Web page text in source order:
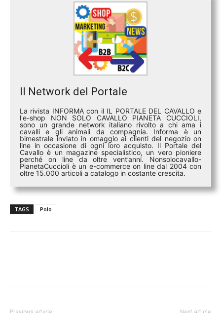
Il Network del Portale
La rivista INFORMA con il IL PORTALE DEL CAVALLO e
l'e-shop NON SOLO CAVALLO PIANETA CUCCIOLI,
sono un grande network italiano rivolto a chi ama i
cavalli e gli animali da compagnia. Informa è un
bimestrale inviato in omaggio ai clienti del negozio on
line in occasione di ogni loro acquisto. Il Portale del
Cavallo è un magazine specialistico, un vero pioniere
perché on line da oltre vent’anni. Nonsolocavallo-
PianetaCuccioli è un e-commerce on line dal 2004 con
oltre 15.000 articoli a catalogo in costante crescita.
TAGS Polo